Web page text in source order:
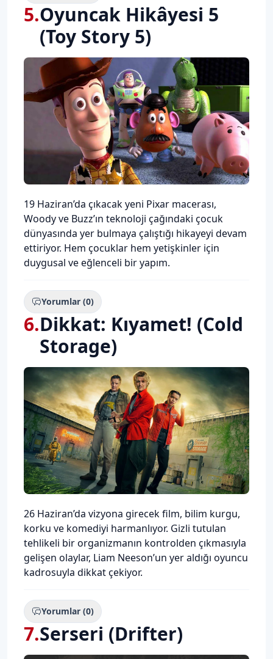
5.Oyuncak Hikâyesi 5
(Toy Story 5)
Description
19 Haziran’da çıkacak yeni Pixar macerası,
Woody ve Buzz’ın teknoloji çağındaki çocuk
dünyasında yer bulmaya çalıştığı hikayeyi devam
ettiriyor. Hem çocuklar hem yetişkinler için
duygusal ve eğlenceli bir yapım.
Yorumlar (0)
6.Dikkat: Kıyamet! (Cold
Storage)
Description
26 Haziran’da vizyona girecek film, bilim kurgu,
korku ve komediyi harmanlıyor. Gizli tutulan
tehlikeli bir organizmanın kontrolden çıkmasıyla
gelişen olaylar, Liam Neeson’un yer aldığı oyuncu
kadrosuyla dikkat çekiyor.
Yorumlar (0)
7.Serseri (Drifter)